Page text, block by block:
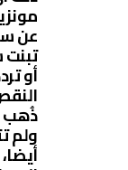
عن
أو
ذُهب
ولم